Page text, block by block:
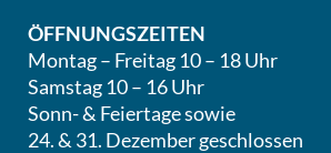
ÖFFNUNGSZEITEN
Montag – Freitag 10 – 18 Uhr
Samstag 10 – 16 Uhr
Sonn- & Feiertage sowie
24. & 31. Dezember geschlossen